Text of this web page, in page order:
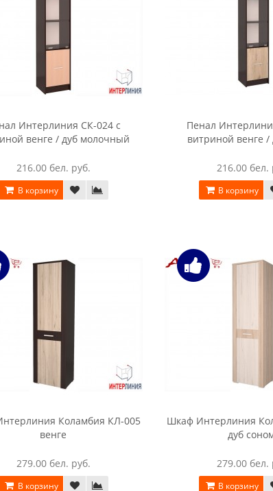
Интерлиния СК-024 с
венге / дуб молочный
216.00 бел. руб.
В корзину
Пенал
витриной венге /
216.00 бел.
В корзину
Коламбия КЛ-005
венге
279.00 бел. руб.
В корзину
Шкаф Интерлиния
дуб
279.00 бел.
В корзину